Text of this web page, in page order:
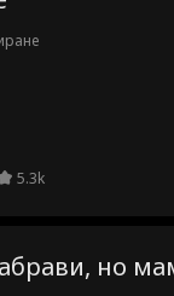
5.3k
но